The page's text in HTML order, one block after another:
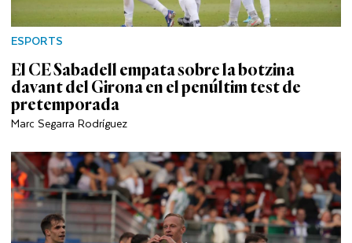
ESPORTS
El CE Sabadell empata sobre la botzina
davant del Girona en el penúltim test de
pretemporada
Marc Segarra Rodríguez